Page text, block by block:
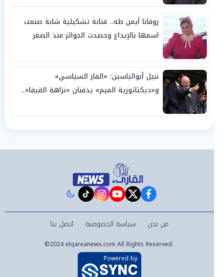
روفانا أيمن طه.. فنانة تشكيلية شابة صنعت
اسمها بالإبداع وحصدت الجوائز منذ الصغر
نبيل أبوالياسين: «الفار السياسي»
و«ديكتاتورية الميم» يدفنان «نزاهة الفيفا»..
وإقالة «إنفانتينو» باتت حتمية
facebook
twitter
youtube
instagram
tiktok
من نحن سياسة الخصوصية اتصل بنا
©2024 elqareanews.com All Rights Reserved.
Powered by